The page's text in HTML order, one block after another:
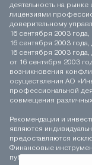
деятельность на
лицензиями
доверительному
16 сентября 2003
16 сентября 2003
16 сентября 2003
от 16 сентября 2003
возникновения
осуществления АО
профессиональной
совмещения
Рекомендации и
являются
предоставляются
Финансовые
публикуемых